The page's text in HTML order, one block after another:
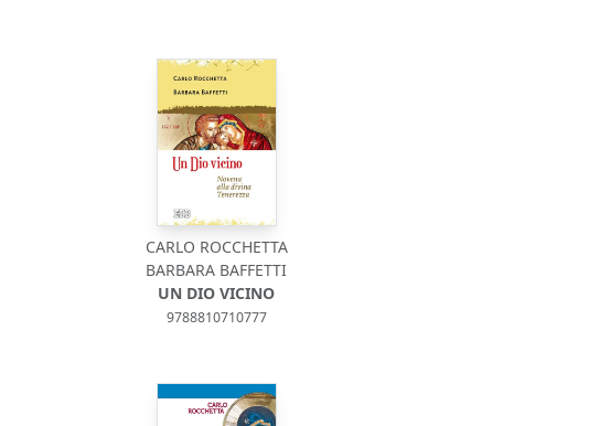
CARLO ROCCHETTA
BARBARA BAFFETTI
UN DIO VICINO
9788810710777